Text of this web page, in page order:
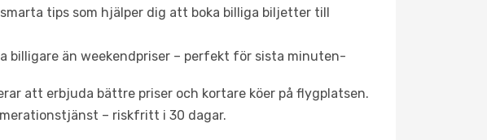
tips som hjälper dig att boka billiga biljetter till
billigare än weekendpriser – perfekt för sista minuten-
att erbjuda bättre priser och kortare köer på flygplatsen.
– riskfritt i 30 dagar.